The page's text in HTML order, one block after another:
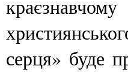
серця» буде